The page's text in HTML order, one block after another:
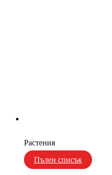
Растения
Пълен списък